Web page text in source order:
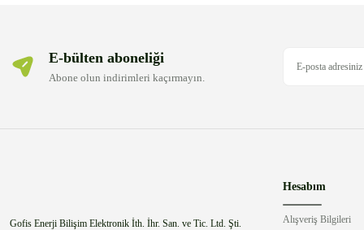
E-bülten aboneliği
Abone olun indirimleri kaçırmayın.
Gofis Enerji Bilişim Elektronik İth. İhr. San. ve Tic. Ltd. Şti.
Hesabım
Alışveriş Bilgileri